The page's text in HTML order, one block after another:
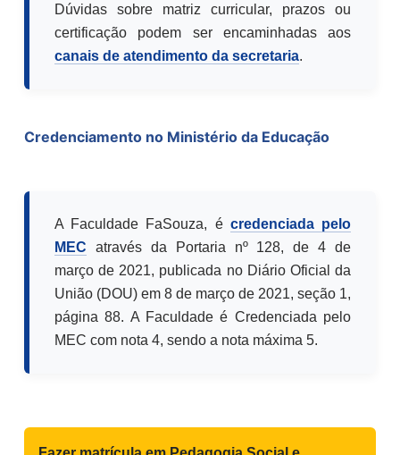
Dúvidas sobre matriz curricular, prazos ou
certificação podem ser encaminhadas aos
canais de atendimento da secretaria.
Credenciamento no Ministério da Educação
A Faculdade FaSouza, é credenciada pelo
MEC através da Portaria nº 128, de 4 de
março de 2021, publicada no Diário Oficial da
União (DOU) em 8 de março de 2021, seção 1,
página 88. A Faculdade é Credenciada pelo
MEC com nota 4, sendo a nota máxima 5.